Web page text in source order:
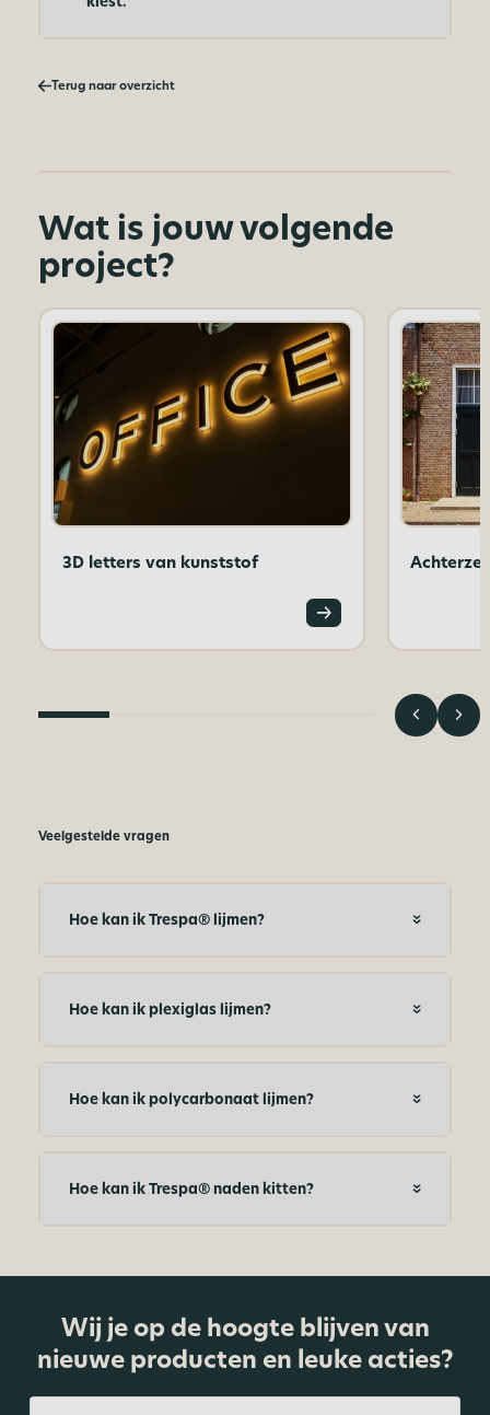
Terug naar overzicht
Wat is jouw volgende
project?
3D letters van kunststof
Veelgestelde vragen
Hoe kan ik Trespa® lijmen?
Hoe kan ik plexiglas lijmen?
Hoe kan ik polycarbonaat lijmen?
Hoe kan ik Trespa® naden kitten?
Wij je op de hoogte blijven van
nieuwe producten en leuke acties?